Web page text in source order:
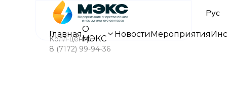
Рус
ГлавнаяО
МЭКС
НовостиМероприятия
Колл-центр
8 (7172) 99-94-36